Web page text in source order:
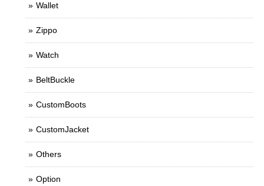
Wallet
Zippo
Watch
BeltBuckle
CustomBoots
CustomJacket
Others
Option